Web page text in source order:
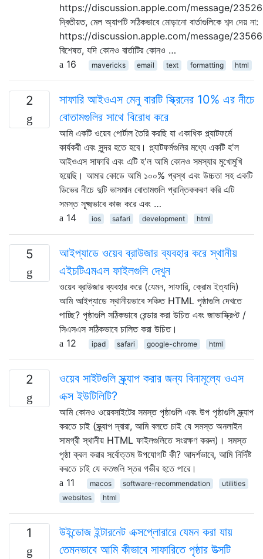
https://discussion.apple.com/message/
দ্বিতীয়ত, মেল অ্যাপটি সঠিকভাবে মোড়ানো বার্তাগুলিকে শব্দ দেয় না:
https://discussion.apple.com/message/
বিশেষত, যদি কোনও বার্তাটির কোনও …
16
mavericks email text formatting html
2
সাফারি আইওএস মেনু বারটি স্ক্রিনের 10% এর নীচে
বোতামগুলির সাথে বিরোধ করে
আমি একটি ওয়েব পোর্টাল তৈরি করছি যা একাধিক প্ল্যাটফর্মে
কার্যকরী এবং সুন্দর হতে হবে। প্ল্যাটফর্মগুলির মধ্যে একটি হ'ল
আইওএস সাফারি এবং এটি হ'ল আমি কোনও সমস্যার মুখোমুখি
হয়েছি। আমার কোডে আমি ১০০% প্রস্থ এবং উচ্চতা সহ একটি
ডিভের নীচে দুটি ভাসমান বোতামগুলি প্রান্তিককরণ করি এটি
সমস্ত সূক্ষ্মভাবে কাজ করে এবং …
14
ios safari development html
5
আইপ্যাডে ওয়েব ব্রাউজার ব্যবহার করে স্থানীয়
এইচটিএমএল ফাইলগুলি দেখুন
ওয়েব ব্রাউজার ব্যবহার করে (যেমন, সাফারি, ক্রোম ইত্যাদি)
আমি আইপ্যাডে স্থানীয়ভাবে সঞ্চিত HTML পৃষ্ঠাগুলি দেখতে
পাচ্ছি? পৃষ্ঠাগুলি সঠিকভাবে রেন্ডার করা উচিত এবং জাভাস্ক্রিপ্ট /
সিএসএস সঠিকভাবে চালিত করা উচিত।
12
ipad safari google-chrome html
2
ওয়েব সাইটগুলি স্ক্র্যাপ করার জন্য বিনামূল্যে ওএস
এক্স ইউটিলিটি?
আমি কোনও ওয়েবসাইটের সমস্ত পৃষ্ঠাগুলি এবং উপ পৃষ্ঠাগুলি স্ক্র্যাপ
করতে চাই (স্ক্র্যাপ দ্বারা, আমি বলতে চাই যে সমস্ত অনলাইন
সামগ্রী স্থানীয় HTML ফাইলগুলিতে সংরক্ষণ করুন)। সমস্ত
পৃষ্ঠা ক্রল করার সর্বোত্তম উপযোগটি কী? আদর্শভাবে, আমি নির্দিষ্ট
করতে চাই যে কতগুলি স্তর গভীর হতে পারে।
11
macos software-recommendation
utilities
websites
html
1
উইন্ডোজ ইন্টারনেট এক্সপ্লোরারে যেমন করা যায়
তেমনভাবে আমি কীভাবে সাফারিতে পৃষ্ঠার উত্সটি